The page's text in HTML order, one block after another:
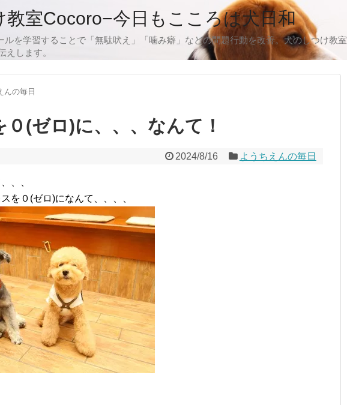
教室Cocoro−今日もこころは犬日和
ルを学習することで「無駄吠え」「噛み癖」などの問題行動を改善。犬のしつけ教室
えします。
んの毎日
(ゼロ)に、、、なんて！
2024/8/16 ようちえんの毎日
、、
を０(ゼロ)になんて、、、、